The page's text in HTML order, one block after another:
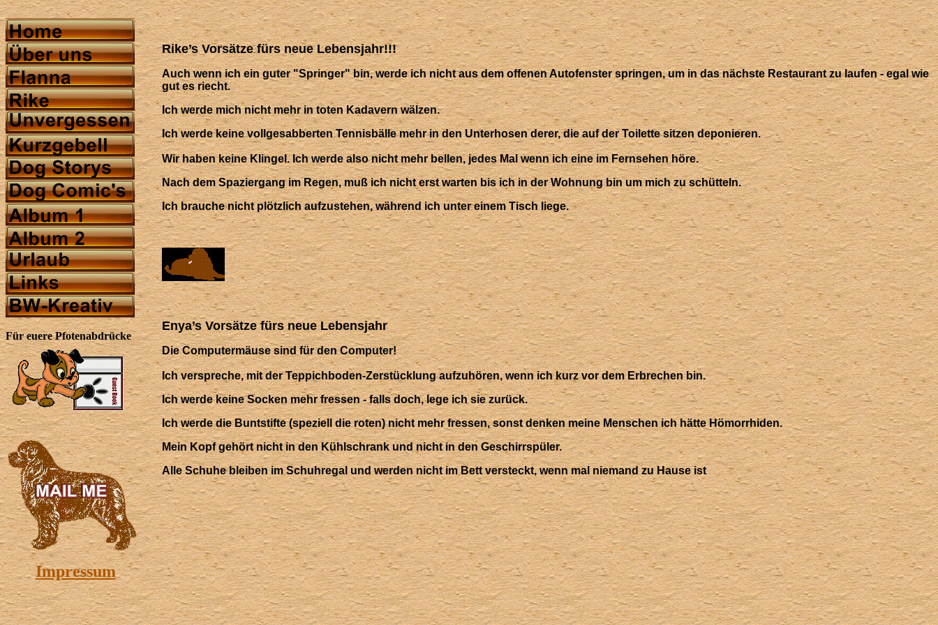
Für euere Pfotenabdrücke
Impressum
Rike’s Vorsätze fürs neue Lebensjahr!!!
Auch wenn ich ein guter "Springer" bin, werde ich nicht aus dem offenen Autofenster springen, um in das nächste Restaurant zu laufen - egal wie
gut es riecht.
Ich werde mich nicht mehr in toten Kadavern wälzen.
Ich werde keine vollgesabberten Tennisbälle mehr in den Unterhosen derer, die auf der Toilette sitzen deponieren.
Wir haben keine Klingel. Ich werde also nicht mehr bellen, jedes Mal wenn ich eine im Fernsehen höre.
Nach dem Spaziergang im Regen, muß ich nicht erst warten bis ich in der Wohnung bin um mich zu schütteln.
Ich brauche nicht plötzlich aufzustehen, während ich unter einem Tisch liege.
Enya’s Vorsätze fürs neue Lebensjahr
Die Computermäuse sind für den Computer!
Ich verspreche, mit der Teppichboden-Zerstücklung aufzuhören, wenn ich kurz vor dem Erbrechen bin.
Ich werde keine Socken mehr fressen - falls doch, lege ich sie zurück.
Ich werde die Buntstifte (speziell die roten) nicht mehr fressen, sonst denken meine Menschen ich hätte Hömorrhiden.
Mein Kopf gehört nicht in den Kühlschrank und nicht in den Geschirrspüler.
Alle Schuhe bleiben im Schuhregal und werden nicht im Bett versteckt, wenn mal niemand zu Hause ist